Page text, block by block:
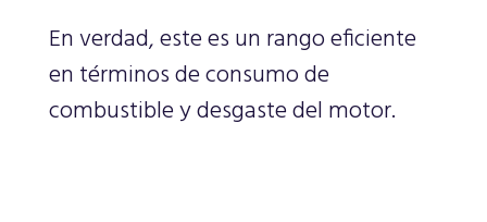
En verdad, este es un rango eficiente
en términos de consumo de
combustible y desgaste del motor.